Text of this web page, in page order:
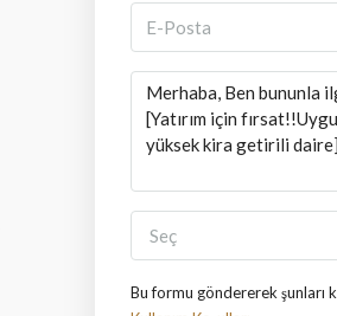
Seç
Bu formu göndererek şunları